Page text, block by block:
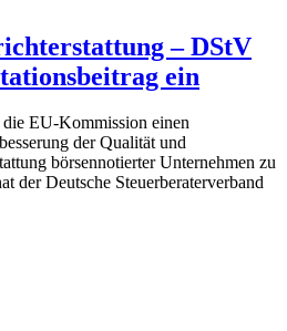
– DStV
ein
die EU-Kommission einen
der Qualität und
börsennotierter Unternehmen zu
der Deutsche Steuerberaterverband